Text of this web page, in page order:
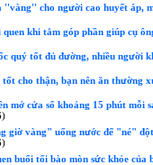
''vàng'' cho người cao huyết áp,
khi tắm góp phần giúp cụ
quý tốt đủ đường, nhiều người
tốt cho thận, bạn nên ăn thường
mở cửa sổ khoảng 15 phút mỗi
giờ vàng" uống nước để "né"
buổi tối bào mòn sức khỏe